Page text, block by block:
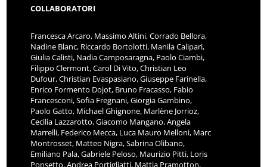
COLLABORATORI
Francesca Arcaro, Massimo Altini, Corrado Bellora,
Nadine Blanc, Riccardo Bortolotti, Manila Calipari,
Giulia Calisti, Nadia Camposaragna, Paolo Ciambi,
Filippo Clermont, Carol Di Vito, Christian Leo
Dufour, Christian Evaspasiano, Giuseppe Farinella,
Enrico Formento Dojot, Bruno Fracasso, Fabio
Francesconi, Sofia Fregnani, Giorgia Gambino,
Paolo Gatto, Michael Ghignone, Marlène Jorrioz,
Cecilia Lazzarotto, Giacomo Mangano, Angela
Marrelli, Federico Mecca, Luca Mauro Melloni, Marc
Montrosset, Matteo Nigra, Sabrina Olibano,
Emiliano Pala, Gabriele Peloso, Maurizio Pitti, Loris
Ponsetto, Andrea Portigliatti, Mattia Pramotton,